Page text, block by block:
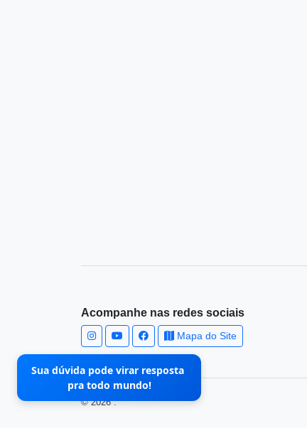
Acompanhe nas redes sociais
Mapa do Site
© 2026 .
Sua dúvida pode virar resposta
pra todo mundo!